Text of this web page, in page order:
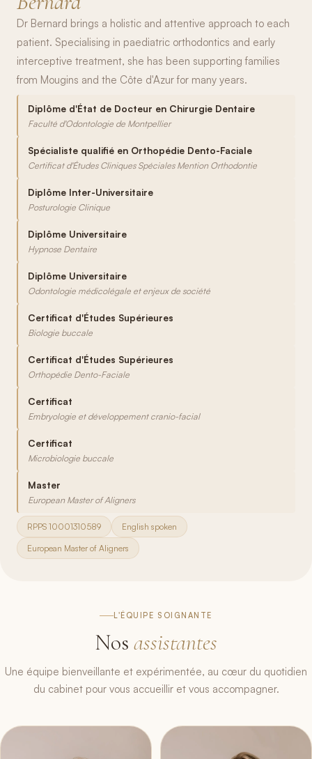
Dr Bernard brings a holistic and attentive approach to each
patient. Specialising in paediatric orthodontics and early
interceptive treatment, she has been supporting families
from Mougins and the Côte d'Azur for many years.
Diplôme d'État de Docteur en Chirurgie Dentaire
Faculté d'Odontologie de Montpellier
Spécialiste qualifié en Orthopédie Dento-Faciale
Certificat d'Études Cliniques Spéciales Mention Orthodontie
Diplôme Inter-Universitaire
Posturologie Clinique
Diplôme Universitaire
Hypnose Dentaire
Diplôme Universitaire
Odontologie médicolégale et enjeux de société
Certificat d'Études Supérieures
Biologie buccale
Certificat d'Études Supérieures
Orthopédie Dento-Faciale
Certificat
Embryologie et développement cranio-facial
Certificat
Microbiologie buccale
Master
European Master of Aligners
RPPS 10001310589 English spoken
European Master of Aligners
L'ÉQUIPE SOIGNANTE
Nos assistantes
Une équipe bienveillante et expérimentée, au cœur du quotidien
du cabinet pour vous accueillir et vous accompagner.